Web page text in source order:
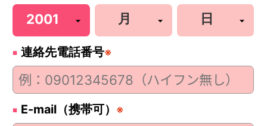
連絡先電話番号※
E-mail（携帯可） ※